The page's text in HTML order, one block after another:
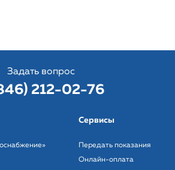
Задать вопрос
212-02-76
Сервисы
Передать показания
Онлайн-оплата